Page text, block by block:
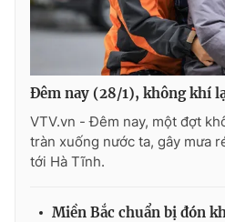
THỜI BÁO VTV
Đêm nay (28/1), không khí
VTV.vn - Đêm nay, một đợt
tràn xuống nước ta, gây mưa
tới Hà Tĩnh.
Miền Bắc chuẩn bị đón